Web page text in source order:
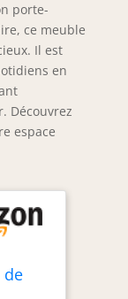
porte-
ce meuble
Il est
en
Découvrez
espace
de